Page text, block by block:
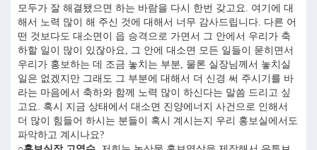
모두가 잘 해결됐으면 하는 바람을 다시 한번 갖고요. 여기에 대
해서 노력 많이 해 주신 것에 대해서 너무 감사드립니다. 다른 어
떤 것보다도 대소면이 읍 승격으로 가면서 그 안에서 우리가 축
하할 일이 많이 있잖아요, 그 안에 대소면 모든 일들이 묻히면서
우리가 홍보하는 데 조금 놓치는 부분, 물론 실장님께서 놓치실
일은 없겠지만 그래도 그 부분에 대해서 더 신경 써 주시기를 바
라는 마음에서 축하와 함께 노력 많이 하신다는 말씀 드리고 싶
고요. 혹시 지금 상태에서 대소면 진양에너지 사건으로 인해서
더 많이 힘들어 하시는 분들이 혹시 계시는지 우리 홍보실에서도
파악하고 계시나요?